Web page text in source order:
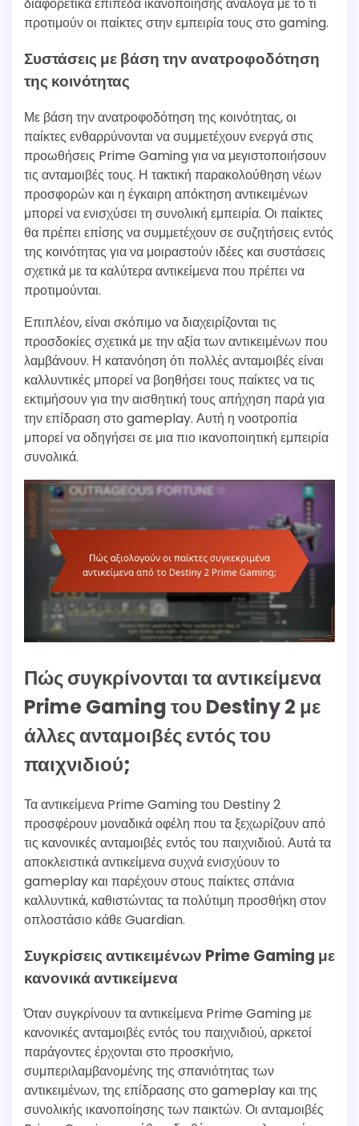
προτιμούν οι παίκτες στην εμπειρία τους στο gaming.
Συστάσεις με βάση την ανατροφοδότηση
της κοινότητας
Με βάση την ανατροφοδότηση της κοινότητας, οι
παίκτες ενθαρρύνονται να συμμετέχουν ενεργά στις
προωθήσεις Prime Gaming για να μεγιστοποιήσουν
τις ανταμοιβές τους. Η τακτική παρακολούθηση νέων
προσφορών και η έγκαιρη απόκτηση αντικειμένων
μπορεί να ενισχύσει τη συνολική εμπειρία. Οι παίκτες
θα πρέπει επίσης να συμμετέχουν σε συζητήσεις εντός
της κοινότητας για να μοιραστούν ιδέες και συστάσεις
σχετικά με τα καλύτερα αντικείμενα που πρέπει να
προτιμούνται.
Επιπλέον, είναι σκόπιμο να διαχειρίζονται τις
προσδοκίες σχετικά με την αξία των αντικειμένων που
λαμβάνουν. Η κατανόηση ότι πολλές ανταμοιβές είναι
καλλυντικές μπορεί να βοηθήσει τους παίκτες να τις
εκτιμήσουν για την αισθητική τους απήχηση παρά για
την επίδραση στο gameplay. Αυτή η νοοτροπία
μπορεί να οδηγήσει σε μια πιο ικανοποιητική εμπειρία
συνολικά.
Πώς συγκρίνονται τα αντικείμενα
Prime Gaming του Destiny 2 με
άλλες ανταμοιβές εντός του
παιχνιδιού;
Τα αντικείμενα Prime Gaming του Destiny 2
προσφέρουν μοναδικά οφέλη που τα ξεχωρίζουν από
τις κανονικές ανταμοιβές εντός του παιχνιδιού. Αυτά τα
αποκλειστικά αντικείμενα συχνά ενισχύουν το
gameplay και παρέχουν στους παίκτες σπάνια
καλλυντικά, καθιστώντας τα πολύτιμη προσθήκη στον
οπλοστάσιο κάθε Guardian.
Συγκρίσεις αντικειμένων Prime Gaming με
κανονικά αντικείμενα
Όταν συγκρίνουν τα αντικείμενα Prime Gaming με
κανονικές ανταμοιβές εντός του παιχνιδιού, αρκετοί
παράγοντες έρχονται στο προσκήνιο,
συμπεριλαμβανομένης της σπανιότητας των
αντικειμένων, της επίδρασης στο gameplay και της
συνολικής ικανοποίησης των παικτών. Οι ανταμοιβές